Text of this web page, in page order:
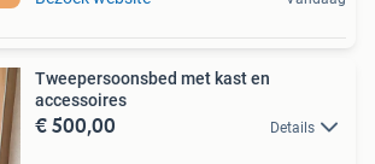
Tweepersoonsbed met kast en
accessoires
€ 500,00 Details